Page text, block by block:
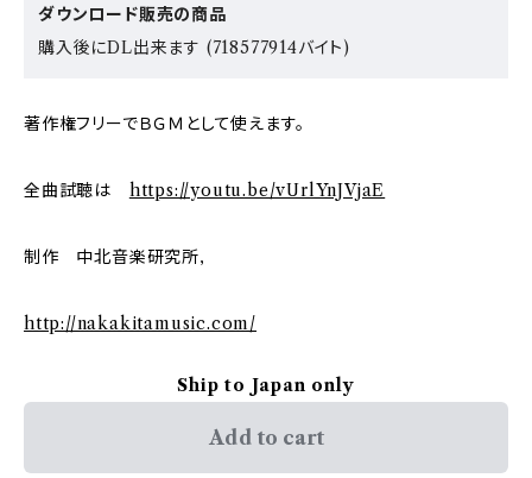
ダウンロード販売の商品
購入後にDL出来ます (718577914バイト)
著作権フリーでＢＧＭとして使えます。
全曲試聴は https://youtu.be/vUrlYnJVjaE
制作 中北音楽研究所,
http://nakakitamusic.com/
Ship to Japan only
Add to cart